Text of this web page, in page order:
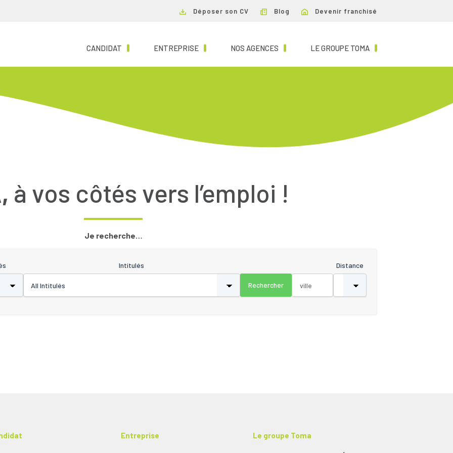
Déposer son CV Blog Devenir franchisé
CANDIDAT (CURRENT)ENTREPRISE(CURRENT)NOS AGENCES (CURRENT)LE GROUPE TOMA (CURRENT)
à vos côtés vers l’emploi !
Je recherche…
Distance
Intitulés
Entreprise Le groupe Toma